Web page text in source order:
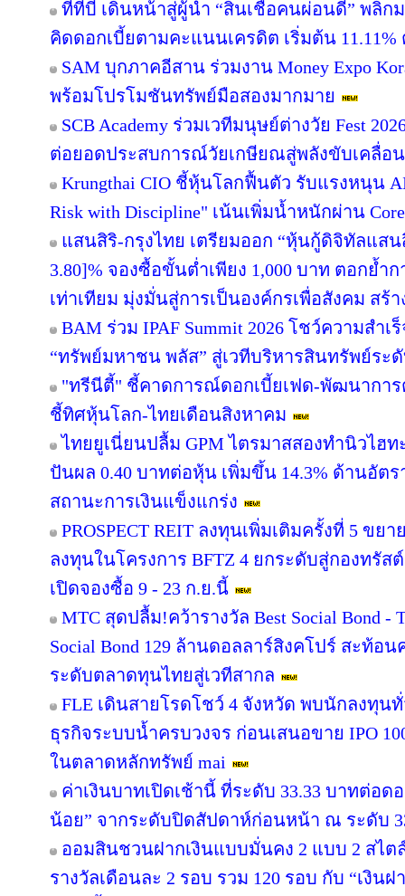
ทีทีบี เดินหน้าสู่ผู้นำ “สินเชื่อคนผ่อนดี” พลิก
คิดดอกเบี้ยตามคะแนนเครดิต เริ่มต้น 11.11%
SAM บุกภาคอีสาน ร่วมงาน Money Expo
พร้อมโปรโมชันทรัพย์มือสองมากมาย
SCB Academy ร่วมเวทีมนุษย์ต่างวัย Fest
ต่อยอดประสบการณ์วัยเกษียณสู่พลังขับเคลื่อน
Krungthai CIO ชี้หุ้นโลกฟื้นตัว รับแรงหนุน
Risk with Discipline" เน้นเพิ่มน้ำหนักผ่าน
แสนสิริ-กรุงไทย เตรียมออก “หุ้นกู้ดิจิทัลแสน
3.80]% จองซื้อขั้นต่ำเพียง 1,000 บาท ตอกย้ำ
เท่าเทียม มุ่งมั่นสู่การเป็นองค์กรเพื่อสังคม สร้
BAM ร่วม IPAF Summit 2026 โชว์ความสำ
“ทรัพย์มหาชน พลัส” สู่เวทีบริหารสินทรัพย์ระ
"ทรีนีตี้" ชี้คาดการณ์ดอกเบี้ยเฟด-พัฒนาการ
ชี้ทิศหุ้นโลก-ไทยเดือนสิงหาคม
ไทยยูเนี่ยนปลื้ม GPM ไตรมาสสองทำนิวไฮท
ปันผล 0.40 บาทต่อหุ้น เพิ่มขึ้น 14.3% ด้านอัต
สถานะการเงินแข็งแกร่ง
PROSPECT REIT ลงทุนเพิ่มเติมครั้งที่ 5 ขย
ลงทุนในโครงการ BFTZ 4 ยกระดับสู่กองทรั
เปิดจองซื้อ 9 - 23 ก.ย.นี้
MTC สุดปลื้ม!คว้ารางวัล Best Social Bond -
Social Bond 129 ล้านดอลลาร์สิงคโปร์ สะท้
ระดับตลาดทุนไทยสู่เวทีสากล
FLE เดินสายโรดโชว์ 4 จังหวัด พบนักลงทุน
ธุรกิจระบบน้ำครบวงจร ก่อนเสนอขาย IPO
ในตลาดหลักทรัพย์ mai
ค่าเงินบาทเปิดเช้านี้ ที่ระดับ 33.33 บาทต่อด
น้อย” จากระดับปิดสัปดาห์ก่อนหน้า ณ ระดับ
ออมสินชวนฝากเงินแบบมั่นคง 2 แบบ 2 สไต
รางวัลเดือนละ 2 รอบ รวม 120 รอบ กับ “เงิน